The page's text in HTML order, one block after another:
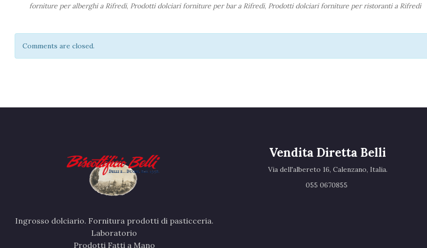
forniture per alberghi a Rifredi, Prodotti dolciari forniture per bar a Rifredi, Prodotti dolciari forniture per ristoranti a Rifredi
Comments are closed.
Ingrosso dolciario. Fornitura prodotti di pasticceria.
Laboratorio
Prodotti Fatti a Mano
Vendita Diretta Belli
Via dell'albereto 16, Calenzano, Italia.‎
055 0670855 ‎